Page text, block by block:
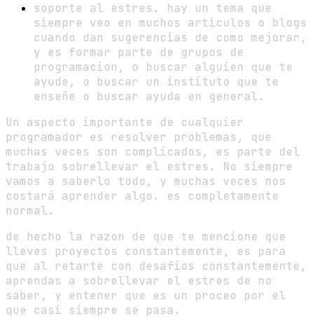
soporte al estres. hay un tema que
siempre veo en muchos articulos o blogs
cuando dan sugerencias de como mejorar,
y es formar parte de grupos de
programacion, o buscar alguien que te
ayude, o buscar un instituto que te
enseñe o buscar ayuda en general.
Un aspecto importante de cualquier
programador es resolver problemas, que
muchas veces son complicados, es parte del
trabajo sobrellevar el estres. No siempre
vamos a saberlo todo, y muchas veces nos
costará aprender algo. es completamente
normal.
de hecho la razon de que te mencione que
lleves proyectos constantemente, es para
que al retarte con desafios constantemente,
aprendas a sobrellevar el estres de no
saber, y entener que es un proceo por el
que casi siempre se pasa.